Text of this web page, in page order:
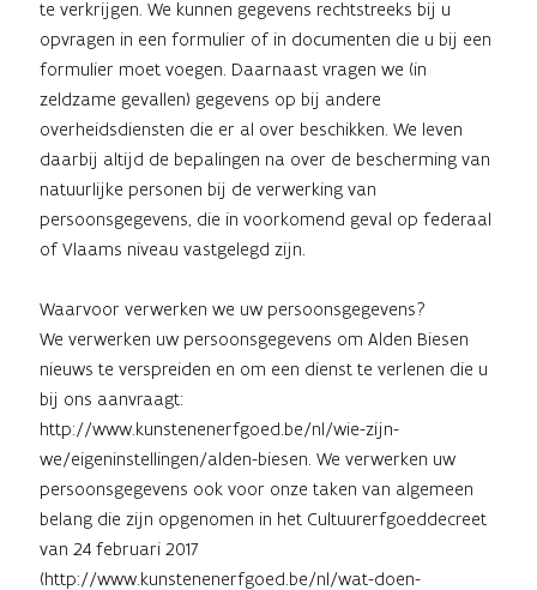
te verkrijgen. We kunnen gegevens rechtstreeks bij u
opvragen in een formulier of in documenten die u bij een
formulier moet voegen. Daarnaast vragen we (in
zeldzame gevallen) gegevens op bij andere
overheidsdiensten die er al over beschikken. We leven
daarbij altijd de bepalingen na over de bescherming van
natuurlijke personen bij de verwerking van
persoonsgegevens, die in voorkomend geval op federaal
of Vlaams niveau vastgelegd zijn.
Waarvoor verwerken we uw persoonsgegevens?
We verwerken uw persoonsgegevens om Alden Biesen
nieuws te verspreiden en om een dienst te verlenen die u
bij ons aanvraagt:
http://www.kunstenenerfgoed.be/nl/wie-zijn-
we/eigeninstellingen/alden-biesen. We verwerken uw
persoonsgegevens ook voor onze taken van algemeen
belang die zijn opgenomen in het Cultuurerfgoeddecreet
van 24 februari 2017
(http://www.kunstenenerfgoed.be/nl/wat-doen-